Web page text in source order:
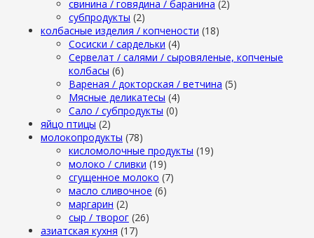
свинина / говядина / баранина (2)
субпродукты (2)
колбасные изделия / копчености (18)
Сосиски / сардельки (4)
Сервелат / салями / сыровяленые, копченые
колбасы (6)
Вареная / докторская / ветчина (5)
Мясные деликатесы (4)
Сало / субпродукты (0)
яйцо птицы (2)
молокопродукты (78)
кисломолочные продукты (19)
молоко / сливки (19)
сгущенное молоко (7)
масло сливочное (6)
маргарин (2)
сыр / творог (26)
азиатская кухня (17)